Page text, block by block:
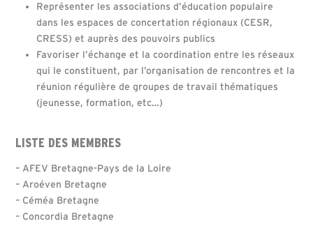
Représenter les associations d’éducation populaire
dans les espaces de concertation régionaux (CESR,
CRESS) et auprès des pouvoirs publics
Favoriser l’échange et la coordination entre les réseaux
qui le constituent, par l’organisation de rencontres et la
réunion régulière de groupes de travail thématiques
(jeunesse, formation, etc…)
LISTE DES MEMBRES
– AFEV Bretagne-Pays de la Loire
– Aroéven Bretagne
– Céméa Bretagne
– Concordia Bretagne